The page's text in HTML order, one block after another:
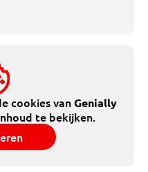
cookies vanGenially
te bekijken.